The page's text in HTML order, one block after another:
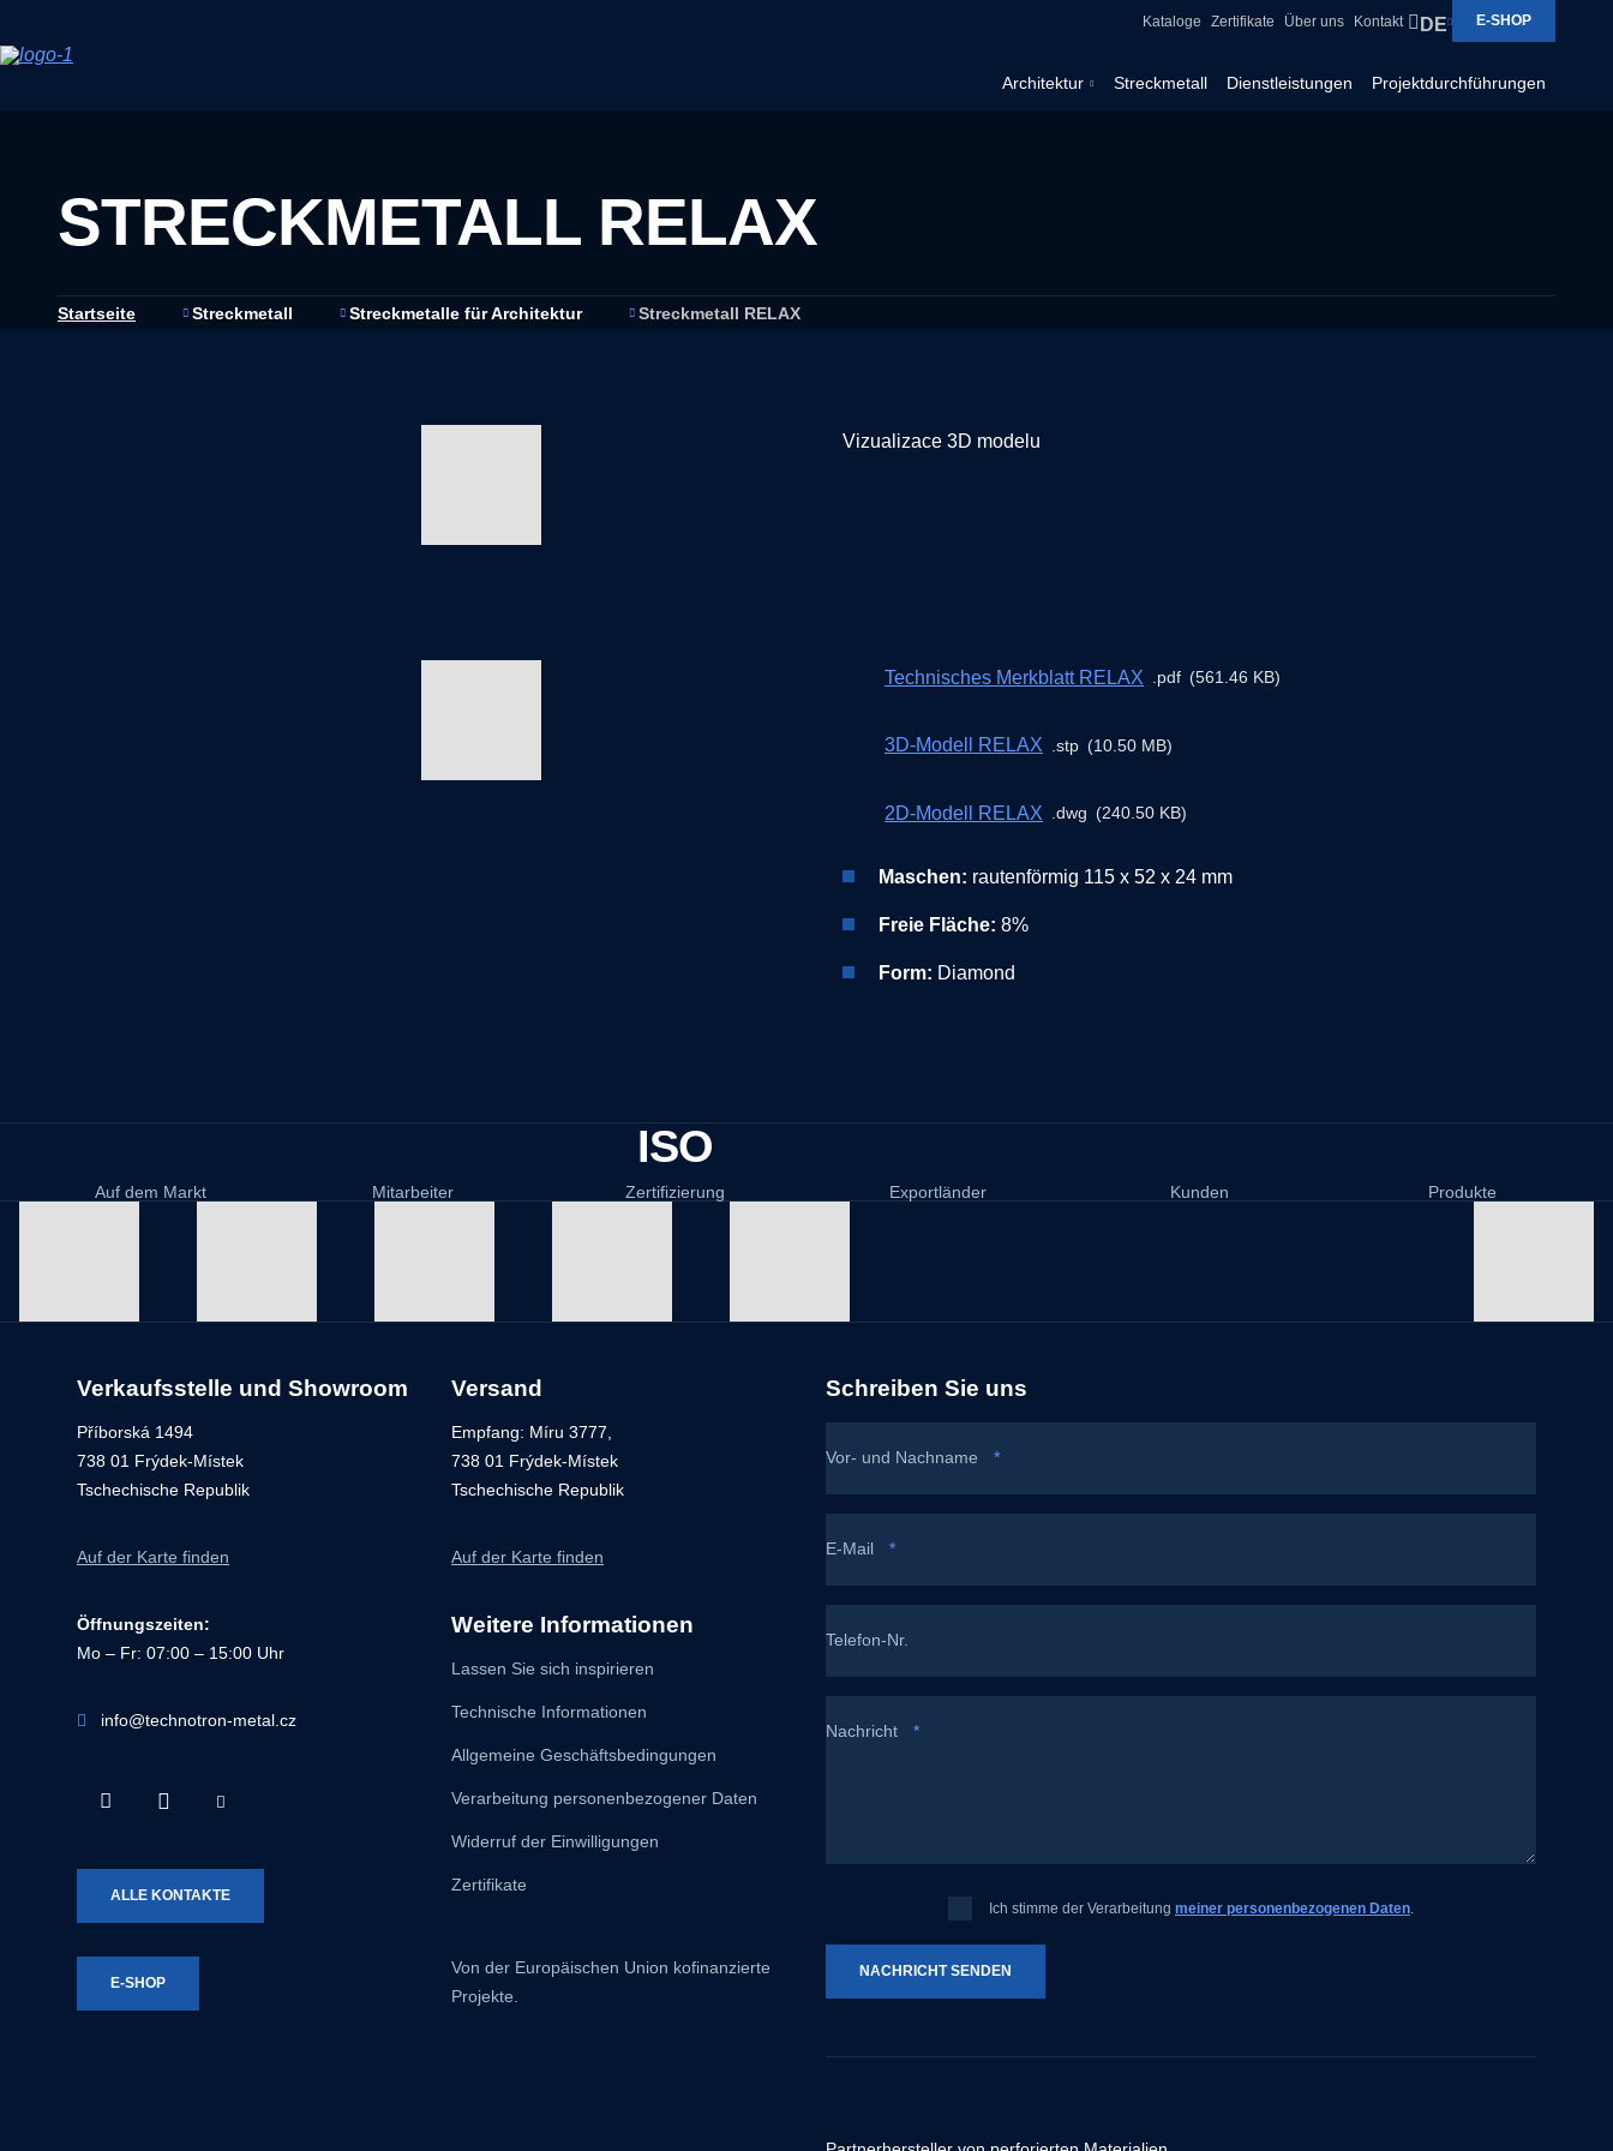
Kataloge Zertifikate Über uns Kontakt Vyhledávání
DE E-SHOP
Architektur Streckmetall Dienstleistungen Projektdurchführungen
STRECKMETALL RELAX
Startseite Streckmetall Streckmetalle für Architektur Streckmetall RELAX
Vizualizace 3D modelu
Technisches Merkblatt RELAX pdf 561.46 KB
3D-Modell RELAX stp 10.50 MB
2D-Modell RELAX dwg 240.50 KB
Maschen: rautenförmig 115 x 52 x 24 mm
Freie Fläche: 8%
Form: Diamond
Auf dem Markt Mitarbeiter
ISO
Zertifizierung Exportländer Kunden Produkte
Verkaufsstelle und Showroom
Příborská 1494
738 01 Frýdek-Místek
Tschechische Republik
Auf der Karte finden
Öffnungszeiten:
Mo – Fr: 07:00 – 15:00 Uhr
info@technotron-metal.cz
ALLE KONTAKTE
E-SHOP
Versand
Empfang: Míru 3777,
738 01 Frýdek-Místek
Tschechische Republik
Auf der Karte finden
Weitere Informationen
Lassen Sie sich inspirieren
Technische Informationen
Allgemeine Geschäftsbedingungen
Verarbeitung personenbezogener Daten
Widerruf der Einwilligungen
Zertifikate
Von der Europäischen Union kofinanzierte
Projekte.
Schreiben Sie uns
Vor- und Nachname *
E-Mail *
Telefon-Nr.
Nachricht *
Verarbeitung
personenbezogenen
Ich stimme der Verarbeitung meiner personenbezogenen Daten
NACHRICHT SENDEN